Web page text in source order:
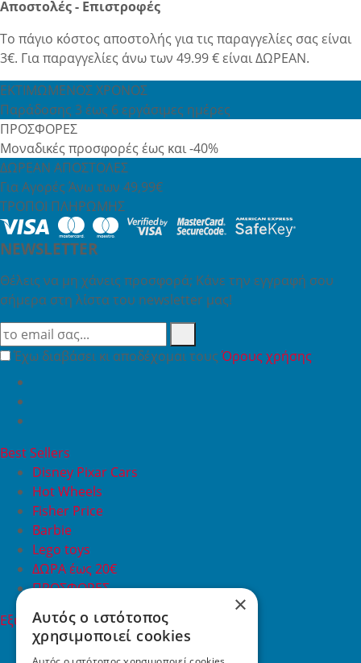
Αποστολές - Επιστροφές
Το πάγιο κόστος αποστολής για τις παραγγελίες σας είναι
3€. Για παραγγελίες άνω των 49.99 € είναι ΔΩΡΕΑΝ.
ΕΚΤΙΜΩΜΕΝΟΣ ΧΡΟΝΟΣ
Παράδοσης 3 έως 6 εργάσιμες ημέρες
ΠΡΟΣΦΟΡΕΣ
Μοναδικές προσφορές έως και -40%
ΔΩΡΕΑΝ ΑΠΟΣΤΟΛΕΣ
Για Αγορές Άνω των 49,99€
ΤΡΟΠΟΙ ΠΛΗΡΩΜΗΣ
NEWSLETTER
Θέλεις να μη χάνεις προσφορά; Κάνε την εγγραφή σου
σήμερα στη λίστα του newsletter μας!
Έχω διαβάσει κι αποδέχομαι τουςΌρους χρήσης
Best Sellers
Disney Pixar Cars
Hot Wheels
Fisher Price
Barbie
Lego toys
ΔΩΡΑ έως 20€
ΠΡΟΣΦΟΡΕΣ
Εξυπηρέτηση Πελατών
Εξυπηρέτηση πελατών
Συχνές ερωτήσεις
×
Αυτός ο ιστότοπος
χρησιμοποιεί cookies